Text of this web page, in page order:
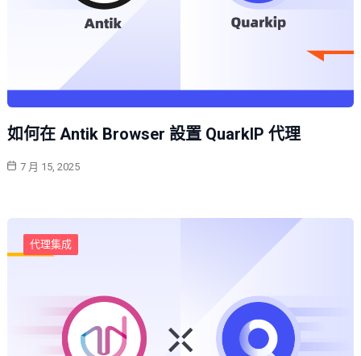
如何在 Antik Browser 設置 QuarkIP 代理
7 月 15, 2025
代理集成